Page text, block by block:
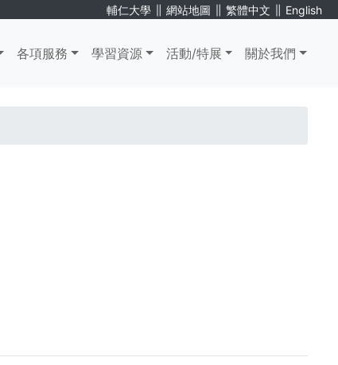
輔仁大學 ∥ 網站地圖 ∥ 繁體中文 ∥ English
各項服務 學習資源 活動/特展 關於我們